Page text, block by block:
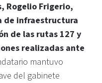
Rogelio Frigerio,
de infraestructura
de las rutas 127 y
realizadas ante
mantuvo
del gabinete